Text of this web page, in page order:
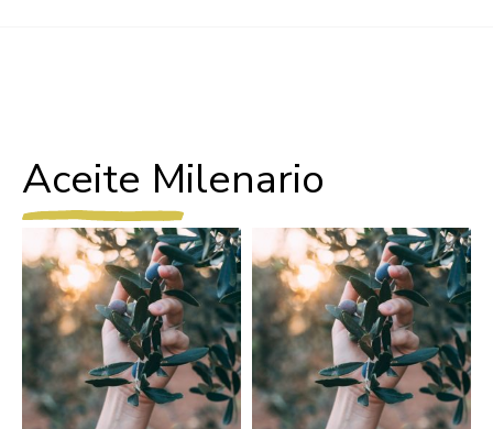
Aceite Milenario